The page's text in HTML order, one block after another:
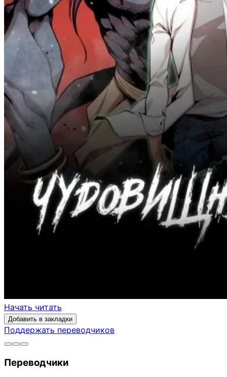
Начать читать
Добавить в закладки
Поддержать переводчиков
Переводчики